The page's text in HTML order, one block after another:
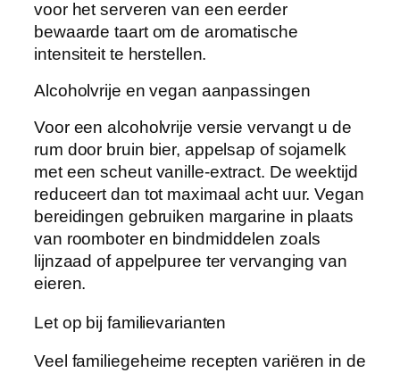
voor het serveren van een eerder
bewaarde taart om de aromatische
intensiteit te herstellen.
Alcoholvrije en vegan aanpassingen
Voor een alcoholvrije versie vervangt u de
rum door bruin bier, appelsap of sojamelk
met een scheut vanille-extract. De weektijd
reduceert dan tot maximaal acht uur. Vegan
bereidingen gebruiken margarine in plaats
van roomboter en bindmiddelen zoals
lijnzaad of appelpuree ter vervanging van
eieren.
Let op bij familievarianten
Veel familiegeheime recepten variëren in de